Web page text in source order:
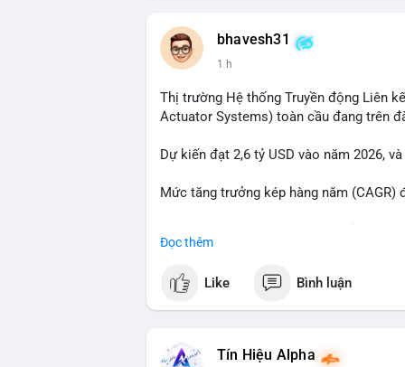
áp lực bán ngắn hạn có thể xuất hiện,
Lời khuyên ngắn gọn cho nhà đầu tư
trọng đòn bẩy. Ngược lại, nếu BTC
tích cực.
#23dot14btc #chuyenvilanh #aplucban
bhavesh31
1 h
Thị trường Hệ thống Truyền động Liên
Actuator Systems) toàn cầu đang trên
Dự kiến đạt 2,6 tỷ USD vào năm 2026,
Mức tăng trưởng kép hàng năm (CAGR)
Đọc thêm
Like Bình luận
Tín Hiệu Alpha